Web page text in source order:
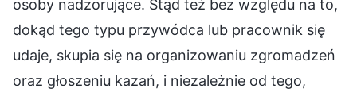
osoby nadzorujące. Stąd też bez względu na to,
dokąd tego typu przywódca lub pracownik się
udaje, skupia się na organizowaniu zgromadzeń
oraz głoszeniu kazań, i niezależnie od tego,